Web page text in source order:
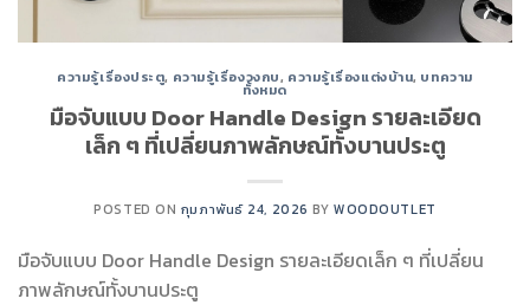
ความรู้เรื่องประตู, ความรู้เรื่องวงกบ, ความรู้เรื่องแต่งบ้าน, บทความ
ทั้งหมด
มือจับแบบ Door Handle Design รายละเอียด
เล็ก ๆ ที่เปลี่ยนภาพลักษณ์ทั้งบานประตู
POSTED ON กุมภาพันธ์ 24, 2026 BYWOODOUTLET
มือจับแบบ Door Handle Design รายละเอียดเล็ก ๆ ที่เปลี่ยน
ภาพลักษณ์ทั้งบานประตู